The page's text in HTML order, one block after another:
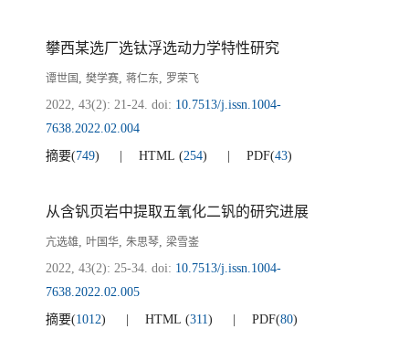
攀西某选厂选钛浮选动力学特性研究
谭世国 , 樊学赛, 蒋仁东, 罗荣飞
2022, 43(2): 21-24. doi: 10.7513/j.issn.1004-
7638.2022.02.004
摘要(749) HTML (254) PDF(43)
从含钒页岩中提取五氧化二钒的研究进展
亢选雄, 叶国华, 朱思琴, 梁雪崟
2022, 43(2): 25-34. doi: 10.7513/j.issn.1004-
7638.2022.02.005
摘要(1012) HTML (311) PDF(80)